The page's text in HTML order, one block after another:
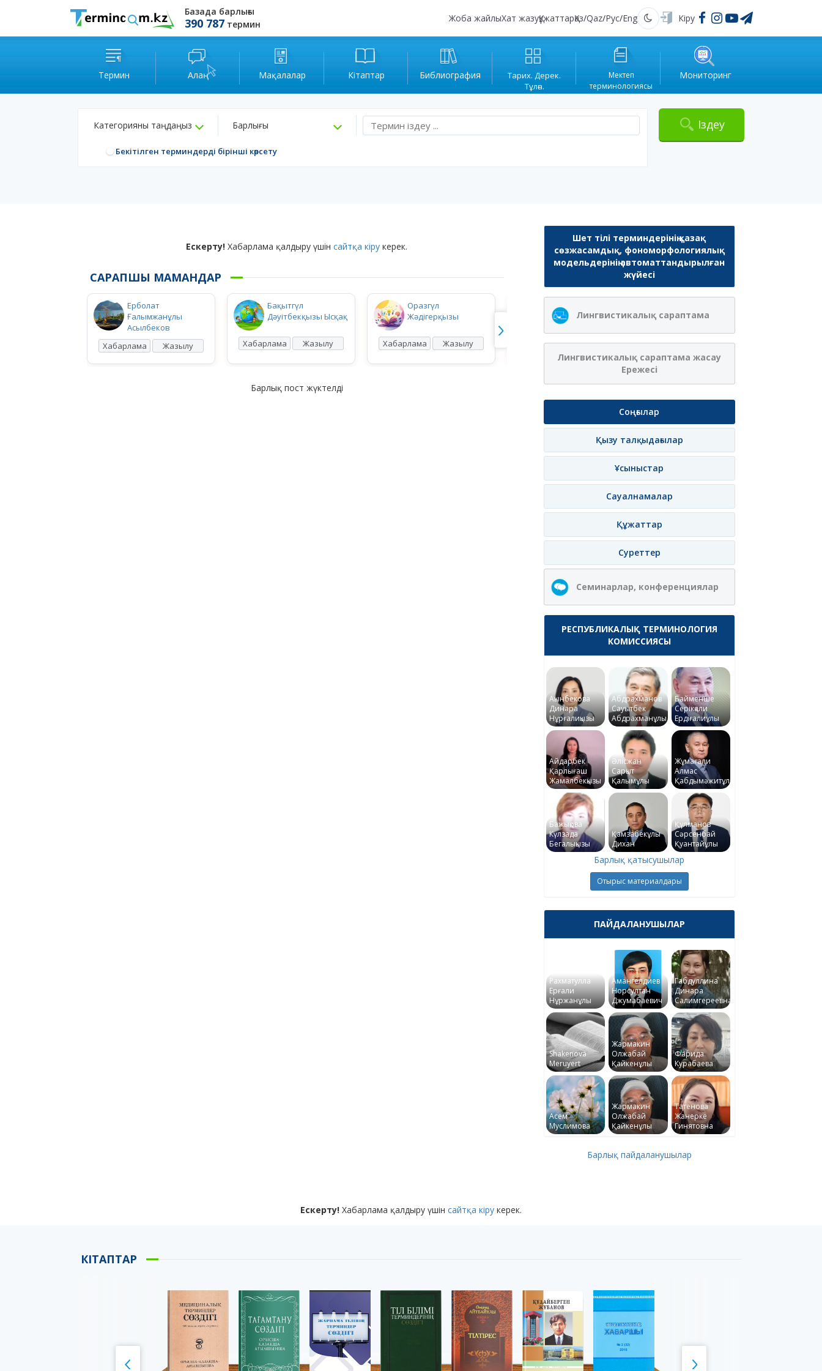
Базада барлығы
390 787 термин
Жоба жайлыХат жазуҚұжаттарҚаз/Qaz/Рус/Eng Қараңғы Кіру
Термин Алаң Мақалалар Кітаптар Библиография
Тарих. Дерек.
Тұлға.
Мектеп
терминологиясы
Мониторинг
Категорияны таңдаңыз Барлығы
Бекітілген терминдерді бірінші көрсету
Іздеу
Ескерту! Хабарлама қалдыру үшінсайтқа кіру керек.
САРАПШЫ МАМАНДАР
Ерболат
Ғалымжанұлы
Асылбеков
Хабарлама
Жазылу
Бақытгүл
Дәуітбекқызы Ысқақ
Хабарлама Жазылу
Оразгүл
Жәдігерқызы
Хабарлама Жазылу
Ақжібек
Нұрланқызы Ахмет
Хабарлама Жазылу
Итеғұлова
Хабарлама Жазылу
Барлық пост жүктелді
Шет тілі терминдерінің қазақ
сөзжасамдық, фономорфологиялық
модельдерінің автоматтандырылған
жүйесі
Лингвистикалық сараптама
Лингвистикалық сараптама жасау
Ережесі
Соңғылар
Қызу талқыдағылар
Ұсыныстар
Сауалнамалар
Құжаттар
Суреттер
Семинарлар, конференциялар
РЕСПУБЛИКАЛЫҚ ТЕРМИНОЛОГИЯ
КОМИССИЯСЫ
Ақынбекова
Динара
Нұрғалиқызы
Абдрахманов
Сауытбек
Абдрахманұлы
Байменше
Серікқали
Ердіғалиұлы
Айдарбек
Қарлығаш
Жамалбекқызы
Әлісжан
Сарқыт
Қалымұлы
Жұмағали
Алмас
Қабдымәжитұлы
Бажықова
Күлзада
Бегалықызы
Қамзабекұлы
Дихан
Құлманов
Сәрсенбай
Қуантайұлы
Барлық қатысушылар
Отырыс материалдары
ПАЙДАЛАНУШЫЛАР
Рахматулла
Ерғали
Нұржанұлы
Амангелдиев
Норсултан
Джумабаевич
Габдуллина
Динара
Салимгереевна
Shakenova
Meruyert
Жармакин
Олжабай
Қайкенұлы
Фарида
Курабаева
Асем
Муслимова
Жармакин
Олжабай
Қайкенұлы
Татенова
Жанерке
Гинятовна
Барлық пайдаланушылар
Ескерту! Хабарлама қалдыру үшін сайтқа кіру керек.
КІТАПТАР